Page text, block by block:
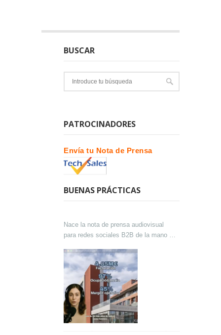
BUSCAR
PATROCINADORES
Envía tu Nota de Prensa
BUENAS PRÁCTICAS
Nace la nota de prensa audiovisual
para redes sociales B2B de la mano de